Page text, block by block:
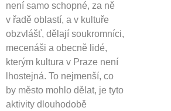
není samo schopné, za ně
v řadě oblastí, a v kultuře
obzvlášť, dělají soukromníci,
mecenáši a obecně lidé,
kterým kultura v Praze není
lhostejná. To nejmenší, co
by město mohlo dělat, je tyto
aktivity dlouhodobě